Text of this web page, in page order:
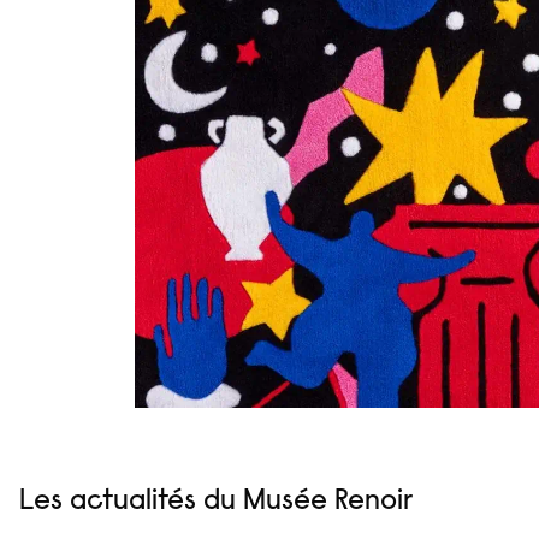
Les actualités du Musée Renoir